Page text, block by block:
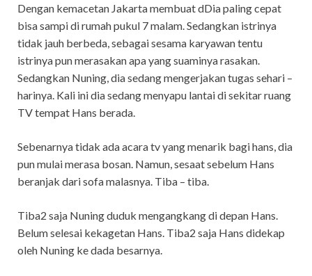
Dengan kemacetan Jakarta membuat dDia paling cepat
bisa sampi di rumah pukul 7 malam. Sedangkan istrinya
tidak jauh berbeda, sebagai sesama karyawan tentu
istrinya pun merasakan apa yang suaminya rasakan.
Sedangkan Nuning, dia sedang mengerjakan tugas sehari –
harinya. Kali ini dia sedang menyapu lantai di sekitar ruang
TV tempat Hans berada.
Sebenarnya tidak ada acara tv yang menarik bagi hans, dia
pun mulai merasa bosan. Namun, sesaat sebelum Hans
beranjak dari sofa malasnya. Tiba – tiba.
Tiba2 saja Nuning duduk mengangkang di depan Hans.
Belum selesai kekagetan Hans. Tiba2 saja Hans didekap
oleh Nuning ke dada besarnya.